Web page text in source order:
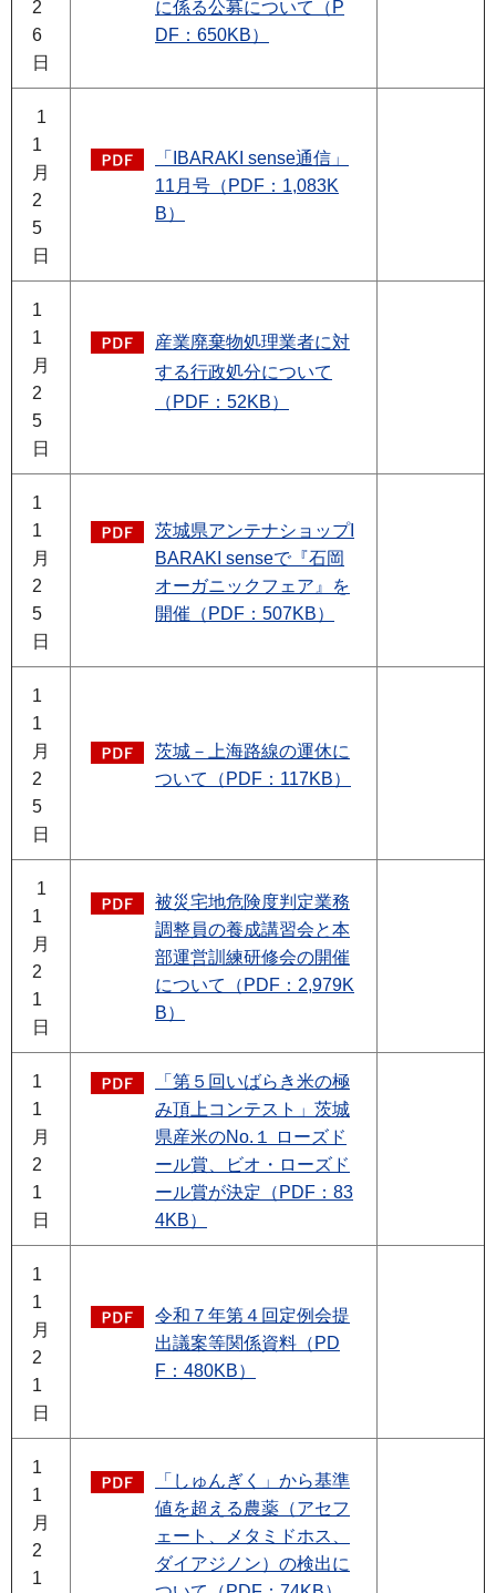
2
6
日
に係る公募について（P
DF：650KB）
1
1
月
2
5
日
「IBARAKI sense通信」
11月号（PDF：1,083K
B）
1
1
月
2
5
日
産業廃棄物処理業者に対
する行政処分について
（PDF：52KB）
1
1
月
2
5
日
茨城県アンテナショップI
BARAKI senseで『石岡
オーガニックフェア』を
開催（PDF：507KB）
1
1
月
2
5
日
茨城－上海路線の運休に
ついて（PDF：117KB）
1
1
月
2
1
日
被災宅地危険度判定業務
調整員の養成講習会と本
部運営訓練研修会の開催
について（PDF：2,979K
B）
1
1
月
2
1
日
「第５回いばらき米の極
み頂上コンテスト」茨城
県産米のNo.１ ローズド
ール賞、ビオ・ローズド
ール賞が決定（PDF：83
4KB）
1
1
月
2
1
日
令和７年第４回定例会提
出議案等関係資料（PD
F：480KB）
1
1
月
2
1
「しゅんぎく」から基準
値を超える農薬（アセフ
ェート、メタミドホス、
ダイアジノン）の検出に